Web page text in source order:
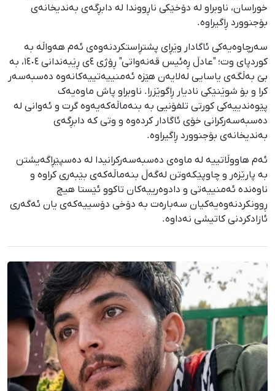
خوراسان، ناوبراو لە دۆخێکی ناڕووندا لە دابڕگەی بەندیخانەی
بۆجنوورد ڕاگیراوە.
سەرچاوەیەکی ئاگادار وێڕای پشتڕاستکردنەوەی ئەم هەواڵە بە
کوردپای وت؛ "عادڵ ڕەئیس قەنەواتی" ڕۆژی ٤ی ڕێبەندانی ١٤٠٤، بە
بێ بەڵگەی یاسایی لەلایەن هێزە ئەمنییەتییەکانەوە دەسبەسەر
کرا و بۆ شوێنێکی نادیار ڕاگوێزرا. ناوبراو پاش ماوەیەک
پێوەندییەکی کورتی تلفۆنیی بە بنەماڵەکەیەوە گرت و ئەوانی لە
دەسبەسەرکرانی خۆی ئاگادار کردەوە و وتی کە دابڕگەی
بەندیخانەی بۆجنوورد ڕاگیراوە.
ئەم هاووڵاتییە لە ماوەی دەسبەسەرکرانیدا لە دەسپێڕاگەیشتن
بە پارێزەر و چاوپێکەوتن لەگەڵ بنەماڵەکەی بێبەری کراوە و
ناوەندە ئەمنییەتی و دادوەرییەکان تاکوو ئێستا هیچ
ڕوونکردنەوەیەکیان سەبارەت بە دۆخی دۆسییەکەی یان ئەگەری
ئازادکردنی کاتیشی نەداوە.